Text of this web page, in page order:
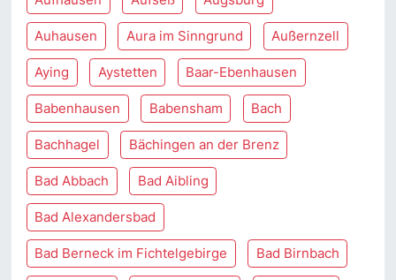
Auhausen Aura im Sinngrund Außernzell
Aying Aystetten Baar-Ebenhausen
Babenhausen Babensham Bach
Bachhagel Bächingen an der Brenz
Bad Abbach Bad Aibling
Bad Alexandersbad
Bad Berneck im Fichtelgebirge Bad Birnbach